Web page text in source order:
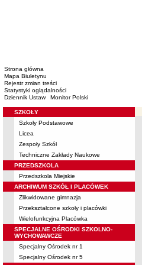
Strona główna
Mapa Biuletynu
Rejestr zmian treści
Statystyki oglądalności
Dziennik Ustaw
Monitor Polski
Menu
SZKOŁY
Szkoły Podstawowe
Licea
Zespoły Szkół
Techniczne Zakłady Naukowe
PRZEDSZKOLA
Przedszkola Miejskie
ARCHIWUM SZKÓŁ I PLACÓWEK
Zlikwidowane gimnazja
Przekształcone szkoły i placówki
Wielofunkcyjna Placówka
SPECJALNE OŚRODKI SZKOLNO-
WYCHOWAWCZE
Specjalny Ośrodek nr 1
Specjalny Ośrodek nr 5